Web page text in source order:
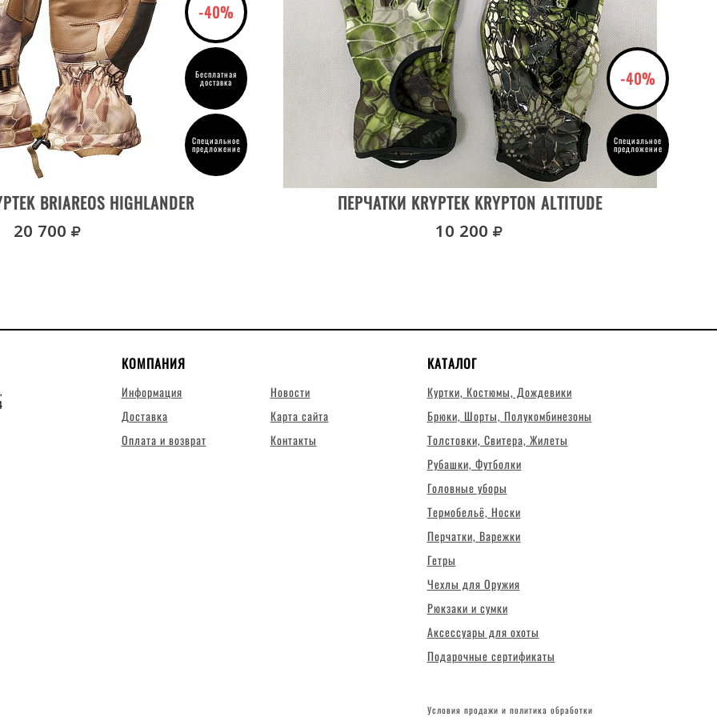
-40%
Бесплатная
доставка
Специальное
предложение
BRIAREOS HIGHLANDER
20 700
ВЫБРАТЬ РАЗМЕР
-40%
Специальное
предложение
ПЕРЧАТКИ KRYPTEK KRYPTON ALTITUDE
10 200
КОМПАНИЯ
Информация
Доставка
Оплата и возврат
Новости
Карта сайта
Контакты
КАТАЛОГ
Куртки, Костюмы, Дождевики
Брюки, Шорты, Полукомбинезоны
Толстовки, Свитера, Жилеты
Рубашки, Футболки
Головные уборы
Термобельё, Носки
Перчатки, Варежки
Гетры
Чехлы для Оружия
Рюкзаки и сумки
Аксессуары для охоты
Подарочные сертификаты
Условия продажи и политика обработки